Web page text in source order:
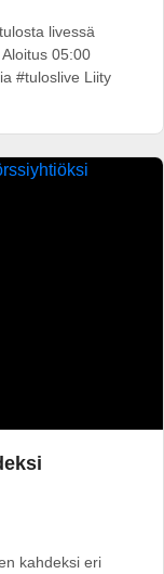
livessä
05:00
#tuloslive Liity
kahdeksi eri